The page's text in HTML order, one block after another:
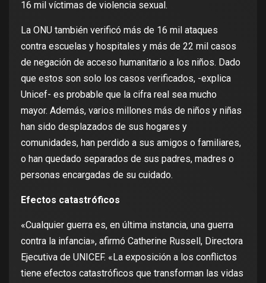
16 mil víctimas de violencia sexual.
La ONU también verificó más de 16 mil ataques
contra escuelas y hospitales y más de 22 mil casos
de negación de acceso humanitario a los niños. Dado
que estos son solo los casos verificados, -explica
Unicef- es probable que la cifra real sea mucho
mayor. Además, varios millones más de niños y niñas
han sido desplazados de sus hogares y
comunidades, han perdido a sus amigos o familiares,
o han quedado separados de sus padres, madres o
personas encargadas de su cuidado.
Efectos catastróficos
«Cualquier guerra es, en última instancia, una guerra
contra la infancia», afirmó Catherine Russell, Directora
Ejecutiva de UNICEF. «La exposición a los conflictos
tiene efectos catastróficos que transforman las vidas